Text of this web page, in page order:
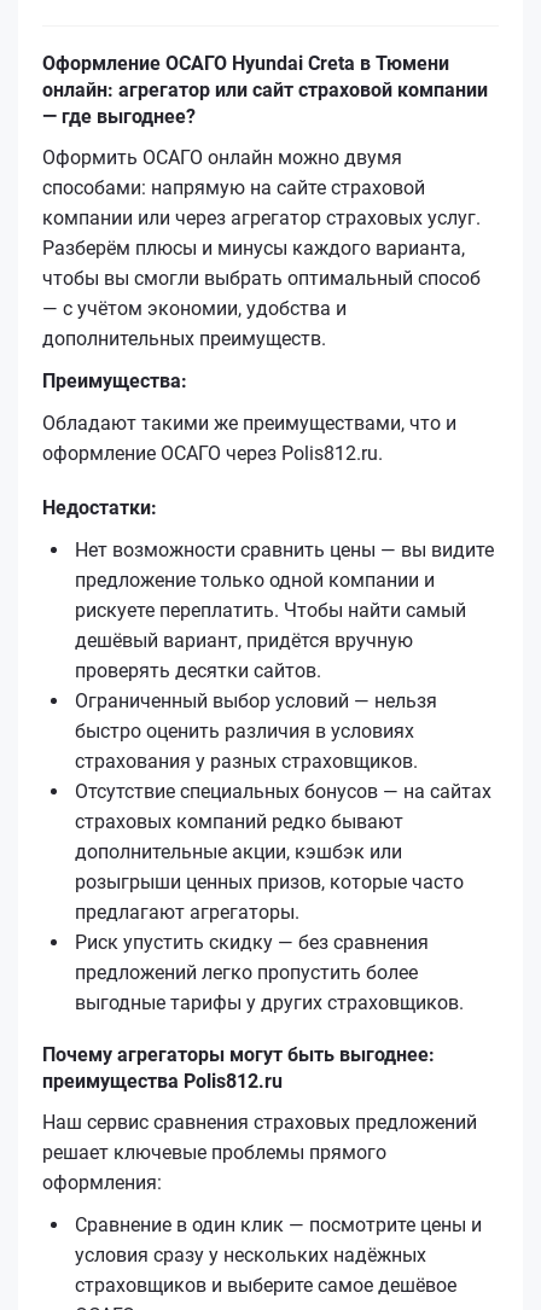
Оформление ОСАГО Hyundai Creta в Тюмени
онлайн: агрегатор или сайт страховой компании
— где выгоднее?
Оформить ОСАГО онлайн можно двумя
способами: напрямую на сайте страховой
компании или через агрегатор страховых услуг.
Разберём плюсы и минусы каждого варианта,
чтобы вы смогли выбрать оптимальный способ
— с учётом экономии, удобства и
дополнительных преимуществ.
Преимущества:
Обладают такими же преимуществами, что и
оформление ОСАГО через Polis812.ru.
Недостатки:
Нет возможности сравнить цены — вы видите
предложение только одной компании и
рискуете переплатить. Чтобы найти самый
дешёвый вариант, придётся вручную
проверять десятки сайтов.
Ограниченный выбор условий — нельзя
быстро оценить различия в условиях
страхования у разных страховщиков.
Отсутствие специальных бонусов — на сайтах
страховых компаний редко бывают
дополнительные акции, кэшбэк или
розыгрыши ценных призов, которые часто
предлагают агрегаторы.
Риск упустить скидку — без сравнения
предложений легко пропустить более
выгодные тарифы у других страховщиков.
Почему агрегаторы могут быть выгоднее:
преимущества Polis812.ru
Наш сервис сравнения страховых предложений
решает ключевые проблемы прямого
оформления:
Сравнение в один клик — посмотрите цены и
условия сразу у нескольких надёжных
страховщиков и выберите самое дешёвое